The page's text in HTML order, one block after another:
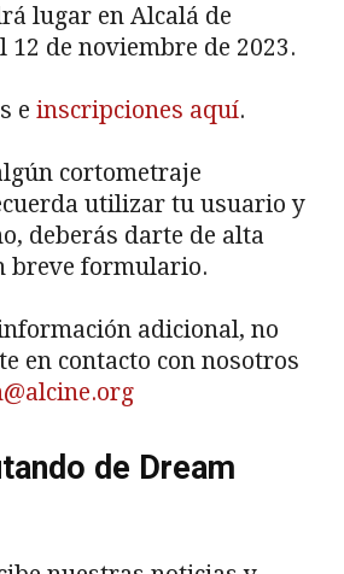
lugar en Alcalá de
12 de noviembre de 2023.
e inscripciones aquí.
cortometraje
utilizar tu usuario y
deberás darte de alta
breve formulario.
adicional, no
en contacto con nosotros
de Dream